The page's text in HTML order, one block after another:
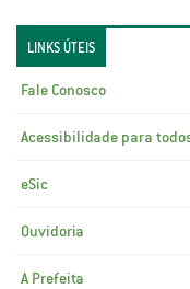
LINKS ÚTEIS
Fale Conosco
Acessibilidade para
eSic
Ouvidoria
A Prefeita